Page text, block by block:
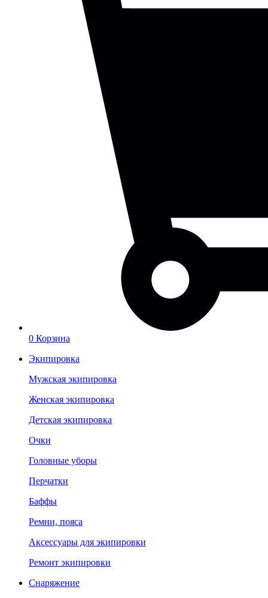
0 Корзина
Экипировка
Мужская экипировка
Женская экипировка
Детская экипировка
Очки
Головные уборы
Перчатки
Баффы
Ремни, пояса
Аксессуары для экипировки
Ремонт экипировки
Снаряжение